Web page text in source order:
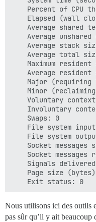
Nous utilisons ici des outils
pas sûr qu’il y ait beaucoup